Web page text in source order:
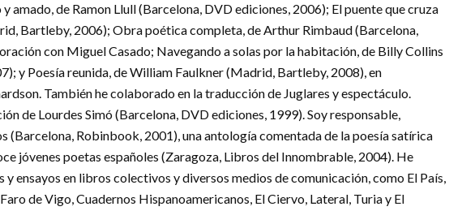
amado, de Ramon Llull (Barcelona, DVD ediciones, 2006); El puente que cruza
Bartleby, 2006); Obra poética completa, de Arthur Rimbaud (Barcelona,
con Miguel Casado; Navegando a solas por la habitación, de Billy Collins
y Poesía reunida, de William Faulkner (Madrid, Bartleby, 2008), en
También he colaborado en la traducción de Juglares y espectáculo.
de Lourdes Simó (Barcelona, DVD ediciones, 1999). Soy responsable,
(Barcelona, Robinbook, 2001), una antología comentada de la poesía satírica
jóvenes poetas españoles (Zaragoza, Libros del Innombrable, 2004). He
ensayos en libros colectivos y diversos medios de comunicación, como El País,
de Vigo, Cuadernos Hispanoamericanos, El Ciervo, Lateral, Turia y El